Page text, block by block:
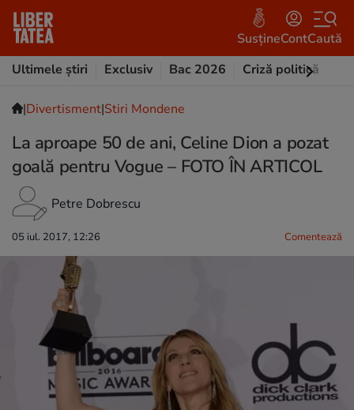
SusțineContCaută
Ultimele știri
Exclusiv Bac 2026 Criză politică
|Divertisment|Stiri Mondene
La aproape 50 de ani, Celine Dion a pozat
goală pentru Vogue – FOTO ÎN ARTICOL
Petre Dobrescu
05 iul. 2017, 12:26 Comentează